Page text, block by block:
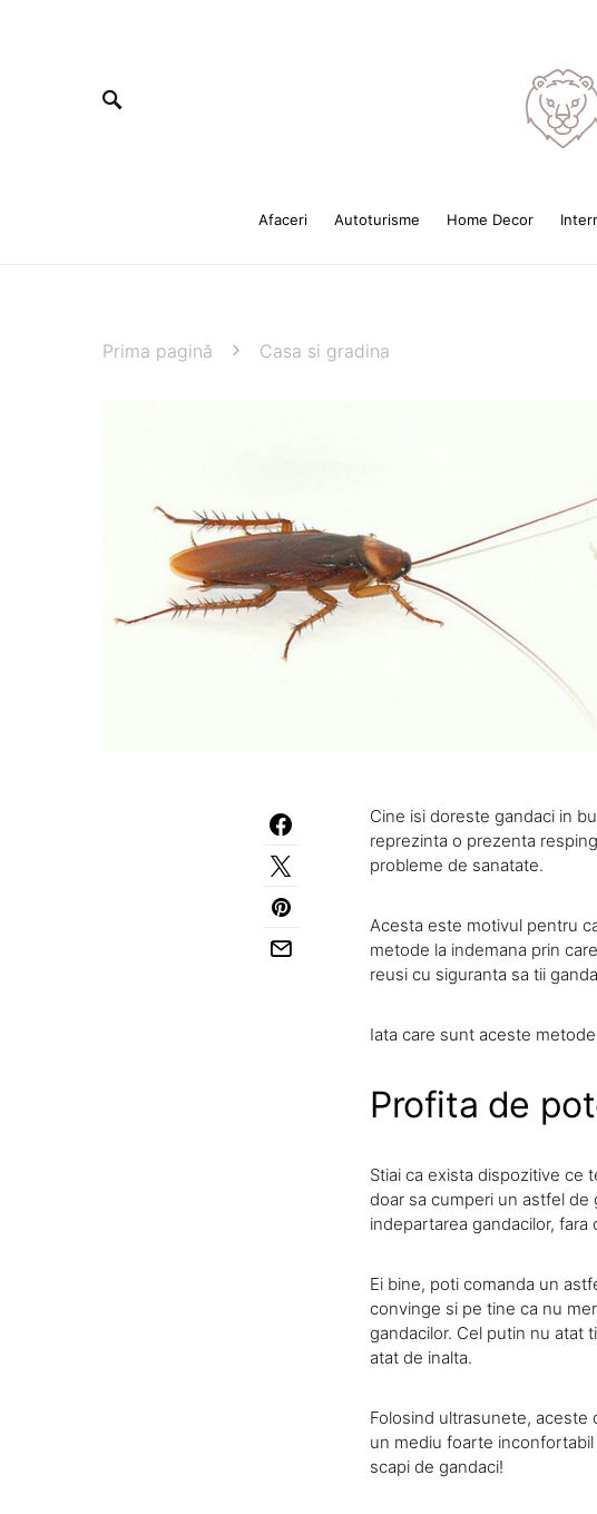
Afaceri Autoturisme Home Decor
Prima pagină Casa si gradina
Cine isi doreste gandaci in
reprezinta o prezenta
probleme de sanatate.
Acesta este motivul pentru
metode la indemana prin
reusi cu siguranta sa tii
Iata care sunt aceste
Profita de
Stiai ca exista dispozitive ce
doar sa cumperi un astfel de
indepartarea gandacilor,
Ei bine, poti comanda un
convinge si pe tine ca nu
gandacilor. Cel putin nu atat
atat de inalta.
Folosind ultrasunete, aceste
un mediu foarte
scapi de gandaci!